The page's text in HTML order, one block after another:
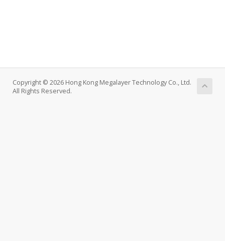
Copyright © 2026 Hong Kong Megalayer Technology Co., Ltd.
All Rights Reserved.